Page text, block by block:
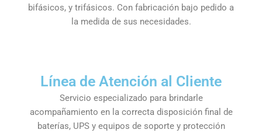
bifásicos, y trifásicos. Con fabricación bajo pedido a
la medida de sus necesidades.
Línea de Atención al Cliente
Servicio especializado para brindarle
acompañamiento en la correcta disposición final de
baterías, UPS y equipos de soporte y protección